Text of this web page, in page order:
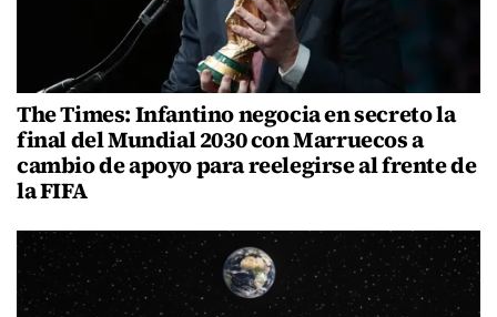
The Times: Infantino negocia en secreto la
final del Mundial 2030 con Marruecos a
cambio de apoyo para reelegirse al frente de
la FIFA